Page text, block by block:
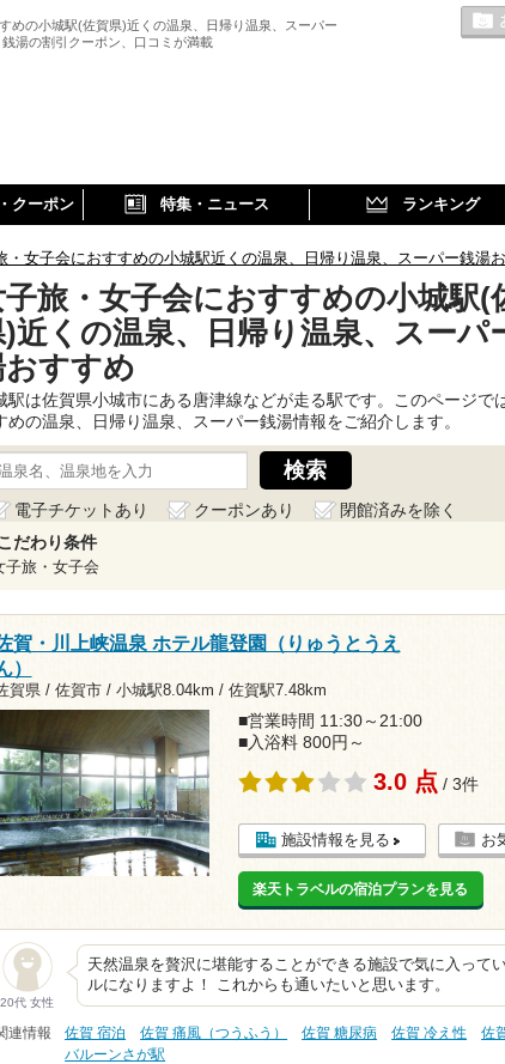
めの小城駅(佐賀県)近くの温泉、日帰り温泉、スーパー
湯の割引クーポン、口コミが満載
クーポン 特集・ニュース ランキング
・女子会におすすめの小城駅近くの温泉、日帰り温泉、スーパー銭湯
子旅・女子会におすすめの小城駅(
)近くの温泉、日帰り温泉、スーパ
おすすめ
駅は佐賀県小城市にある唐津線などが走る駅です。このページで
めの温泉、日帰り温泉、スーパー銭湯情報をご紹介します。
電子チケットあり クーポンあり
閉館済みを除く
だわり条件
子旅・女子会
賀・川上峡温泉 ホテル龍登園（りゅうとうえ
）
賀県 / 佐賀市 / 小城駅8.04km / 佐賀駅7.48km
■営業時間 11:30～21:00
■入浴料 800円～
3.0 点 / 3件
施設情報を見る お
楽天トラベルの宿泊プランを見る
20代 女性
天然温泉を贅沢に堪能することができる施設で気に入って
ルになりますよ！ これからも通いたいと思います。
連情報 佐賀 宿泊 佐賀 痛風（つうふう） 佐賀 糖尿病 佐賀 冷え性 佐
バルーンさが駅